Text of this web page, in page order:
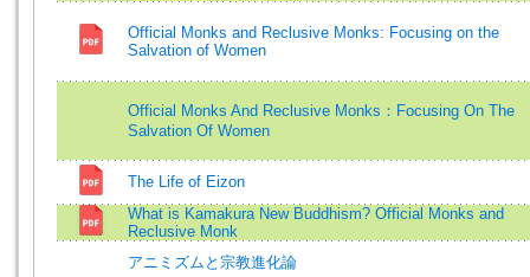
Official Monks and Reclusive Monks: Focusing on the
Salvation of Women
Official Monks And Reclusive Monks：Focusing On The
Salvation Of Women
The Life of Eizon
What is Kamakura New Buddhism? Official Monks and
Reclusive Monk
アニミズムと宗教進化論